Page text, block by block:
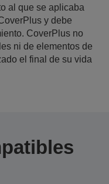
al que se aplicaba
y debe
CoverPlus no
ni de elementos de
el final de su vida